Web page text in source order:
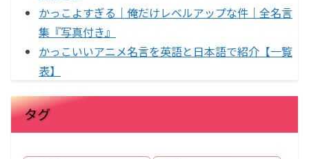
かっこよすぎる｜俺だけレベルアップな件｜全名言
集『写真付き』
かっこいいアニメ名言を英語と日本語で紹介【一覧
表】
タグ